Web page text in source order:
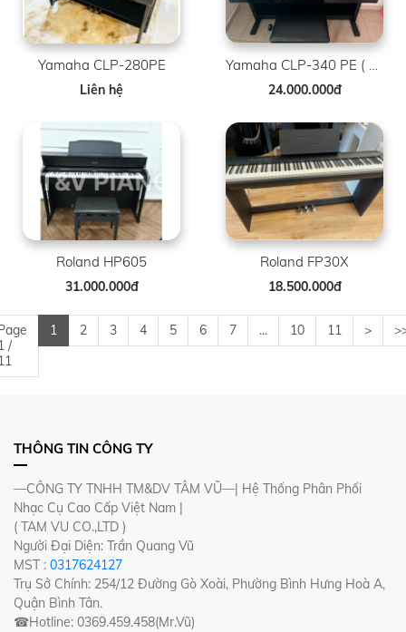
Yamaha CLP-280PE
Liên hệ
Yamaha CLP-340 PE ( Limited )
24.000.000đ
Roland HP605
31.000.000đ
Roland FP30X
18.500.000đ
/
1 2 3 4 5 6 7 ... 10 11 >
THÔNG TIN CÔNG TY
—CÔNG TY TNHH TM&DV TÂM VŨ—| Hệ Thống Phân Phối
Nhạc Cụ Cao Cấp Việt Nam |
( TAM VU CO.,LTD )
Người Đại Diện: Trần Quang Vũ
MST : 0317624127
Trụ Sở Chính: 254/12 Đường Gò Xoài, Phường Bình Hưng Hoà A,
Quận Bình Tân.
☎Hotline: 0369.459.458(Mr.Vũ)